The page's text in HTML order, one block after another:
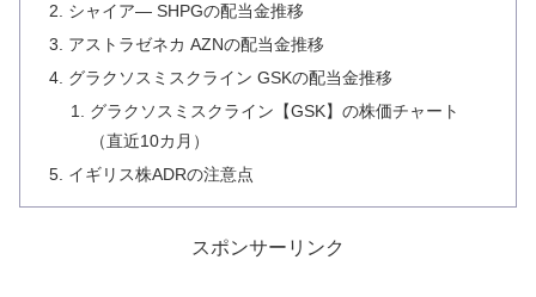
シャイア― SHPGの配当金推移
アストラゼネカ AZNの配当金推移
グラクソスミスクライン GSKの配当金推移
グラクソスミスクライン【GSK】の株価チャート
（直近10カ月）
イギリス株ADRの注意点
スポンサーリンク